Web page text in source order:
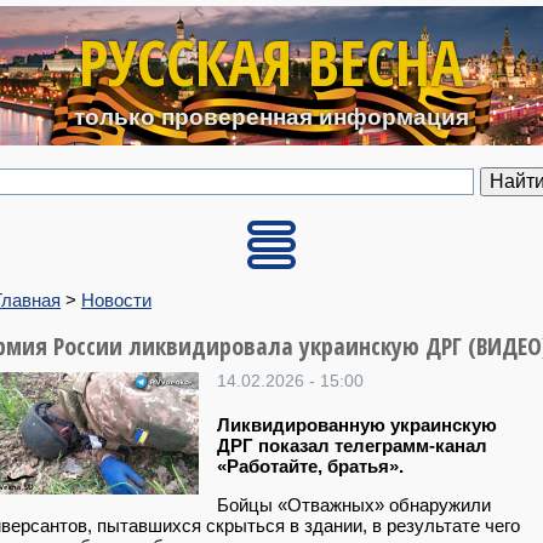
Перейти к основному
РУССКАЯ ВЕСНА
только проверенная информация
> Новости
России ликвидировала украинскую ДРГ
14.02.2026 - 15:00
Ликвидированную украинскую
ДРГ показал телеграмм-канал
«Работайте, братья».
Бойцы «Отважных» обнаружили
пытавшихся скрыться в здании, в результате чего